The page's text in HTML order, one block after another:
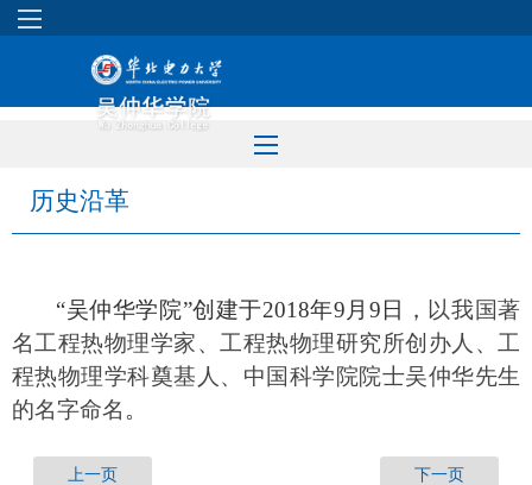
历史沿革
“吴仲华学院”创建于2018年9月9日， 以我国著
名工程热物理学家、工程热物理研究所创办人、工
程热物理学科奠基人、中国科学院院士吴仲华先生
的名字命名 。
上一页 下一页